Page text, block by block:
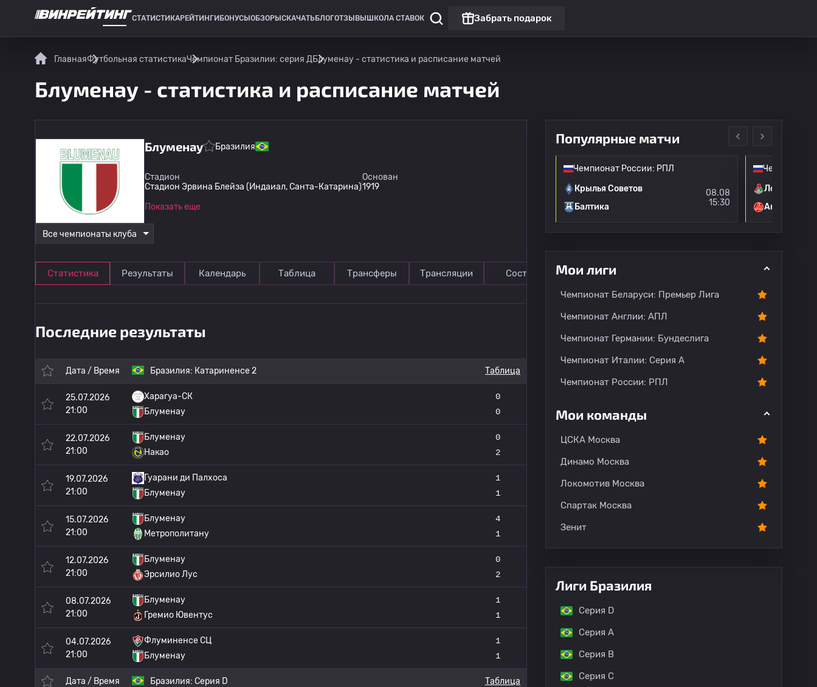
СТАТИСТИКАРЕЙТИНГИ БОНУСЫ ОБЗОРЫ СКАЧАТЬ БЛОГОТЗЫВЫ ШКОЛА СТАВОК Забрать подарок
ГлавнаяФутбольная статистикаЧемпионат Бразилии: серия ДБлуменау - статистика и расписание матчей
Блуменау - статистика и расписание матчей
Блуменау Бразилия
Стадион
Стадион Эрвина Блейза (Индаиал, Санта-Катарина)
Основан
1919
Показать еще
Все чемпионаты клуба
Статистика Результаты Календарь Таблица Трансферы Трансляции Состав О команде
Последние результаты
Дата / Время Бразилия: Катариненсе 2 Таблица
25.07.2026
21:00
Харагуа-СК
Блуменау
0
0
22.07.2026
21:00
Блуменау
Накао
0
2
19.07.2026
21:00
Гуарани ди Палхоса
Блуменау
1
1
15.07.2026
21:00
Блуменау
Метрополитану
4
1
12.07.2026
21:00
Блуменау
Эрсилио Лус
0
2
08.07.2026
21:00
Блуменау
Гремио Ювентус
1
1
04.07.2026
21:00
Флуминенсе СЦ
Блуменау
1
1
Дата / Время Бразилия: Серия D Таблица
Популярные матчи
Чемпионат России: РПЛ
Крылья Советов
Балтика
08.08
15:30
Чемпионат
Локомотив
Акрон
Мои лиги
Чемпионат Беларуси: Премьер Лига
Чемпионат Англии: АПЛ
Чемпионат Германии: Бундеслига
Чемпионат Италии: Серия А
Чемпионат России: РПЛ
Мои команды
ЦСКА Москва
Динамо Москва
Локомотив Москва
Спартак Москва
Зенит
Лиги Бразилия
Серия D
Серия А
Серия B
Серия C